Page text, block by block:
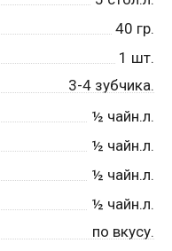
40 гр.
1 шт.
3-4 зубчика.
½ чайн.л.
½ чайн.л.
½ чайн.л.
½ чайн.л.
по вкусу.